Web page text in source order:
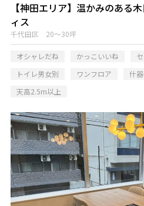
【神田エリア】温かみのある
ィス
千代田区 20～30坪
オシャレだね かっこいいね
トイレ男女別
ワンフロア 什
天高2.5m以上